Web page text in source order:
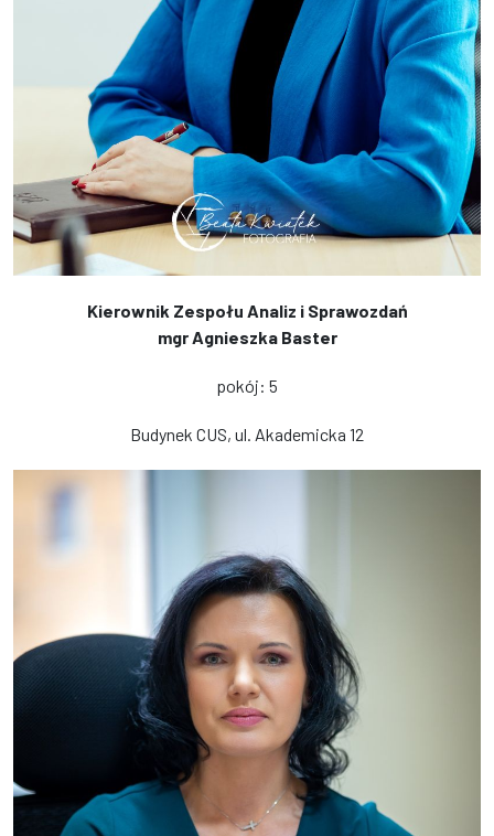
Kierownik Zespołu Analiz i Sprawozdań
mgr Agnieszka Baster
pokój: 5
Budynek CUS, ul. Akademicka 12